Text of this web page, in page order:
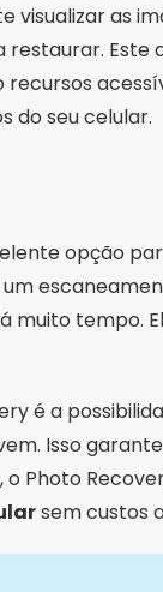
visualizar as
restaurar.
recursos
do seu celular.
opção
muito tempo.
é a
Isso
o Photo
sem custos